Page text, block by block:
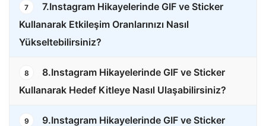
7
7.Instagram Hikayelerinde GIF ve Sticker
Kullanarak Etkileşim Oranlarınızı Nasıl
Yükseltebilirsiniz?
8
8.Instagram Hikayelerinde GIF ve Sticker
Kullanarak Hedef Kitleye Nasıl Ulaşabilirsiniz?
9
9.Instagram Hikayelerinde GIF ve Sticker